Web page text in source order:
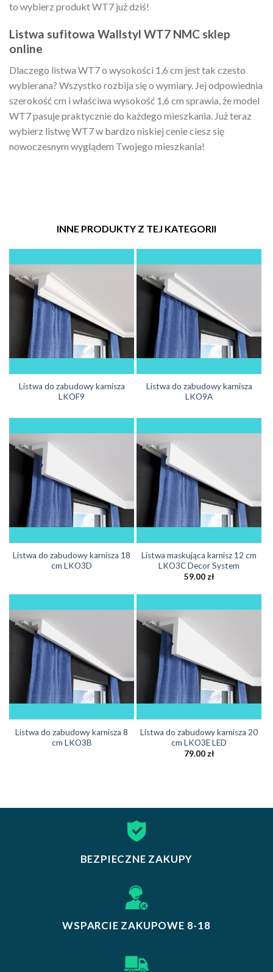
to wybierz produkt WT7 już dziś!
Listwa sufitowa Wallstyl WT7 NMC sklep
online
Dlaczego listwa WT7 o wysokości 1,6 cm jest tak czesto
wybierana? Wszystko rozbija się o wymiary. Jej odpowiednia
szerokość cm i właściwa wysokość 1,6 cm sprawia, że model
WT7 pasuje praktycznie do każdego mieszkania. Już teraz
wybierz listwę WT7 w bardzo niskiej cenie ciesz się
nowoczesnym wyglądem Twojego mieszkania!
INNE PRODUKTY Z TEJ KATEGORII
Listwa do zabudowy karnisza
LKOF9
Listwa do zabudowy karnisza
LKO9A
Listwa do zabudowy karnisza 18
cm LKO3D
Listwa maskująca karnisz 12 cm
LKO3C Decor System
59.00zł
Listwa do zabudowy karnisza 8
cm LKO3B
Listwa do zabudowy karnisza 20
cm LKO3E LED
79.00 zł
BEZPIECZNE ZAKUPY
WSPARCIE ZAKUPOWE 8-18